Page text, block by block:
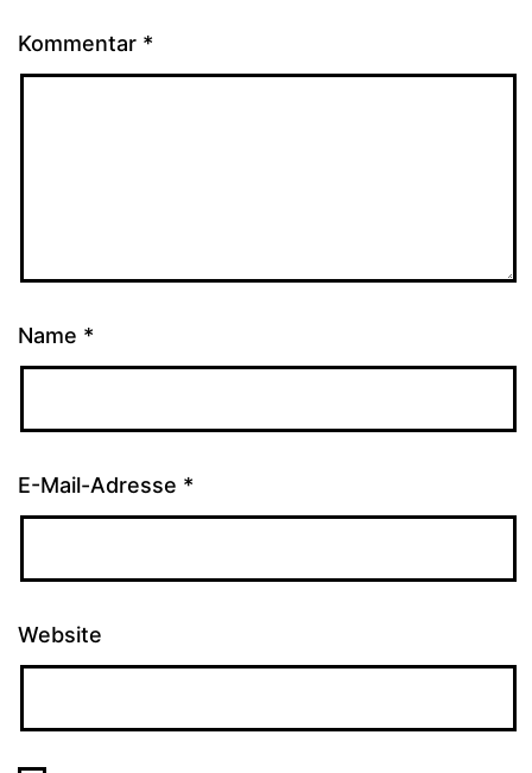
Kommentar *
Name *
E-Mail-Adresse *
Website